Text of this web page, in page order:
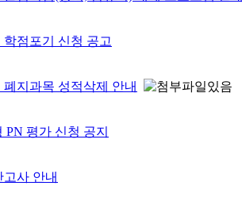
학점포기 신청 공고
폐지과목 성적삭제 안내
PN 평가 신청 공지
고사 안내